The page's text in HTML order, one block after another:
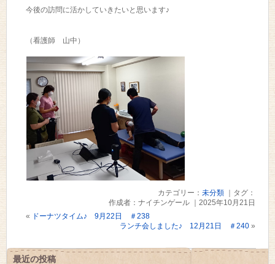
今後の訪問に活かしていきたいと思います♪
（看護師 山中）
カテゴリー： 未分類｜タグ：
作成者：ナイチンゲール ｜2025年10月21日
« ドーナツタイム♪ 9月22日 ＃238
ランチ会しました♪ 12月21日 ＃240»
最近の投稿